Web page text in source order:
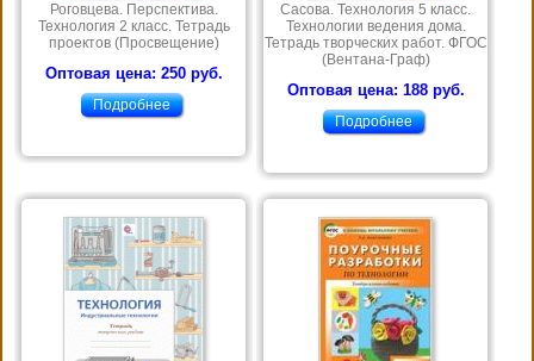
Роговцева. Перспектива.
Технология 2 класс. Тетрадь
проектов (Просвещение)
Оптовая цена: 250 руб.
Подробнее
Сасова. Технология 5 класс.
Технологии ведения дома.
Тетрадь творческих работ. ФГОС
(Вентана-Граф)
Оптовая цена: 188 руб.
Подробнее